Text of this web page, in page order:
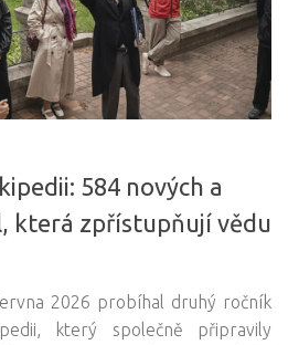
584 nových a
která zpřístupňují vědu
2026 probíhal druhý ročník
který společně připravily